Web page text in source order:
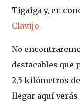
Tigaiga y, en
Clavijo.
No
destacables que
2,5 kilómetros
llegar aquí verás